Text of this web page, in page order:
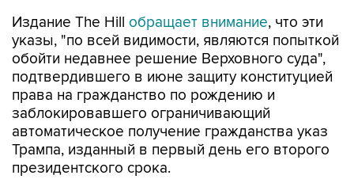
Издание The Hill обращает внимание, что эти
указы, "по всей видимости, являются попыткой
обойти недавнее решение Верховного суда",
подтвердившего в июне защиту конституцией
права на гражданство по рождению и
заблокировавшего ограничивающий
автоматическое получение гражданства указ
Трампа, изданный в первый день его второго
президентского срока.